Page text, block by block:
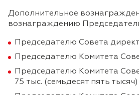
Дополнительное
вознаграждению
Председателю Совета
Председателю Комитета
Председателю Комитета
75 тыс. (семьдесят пять